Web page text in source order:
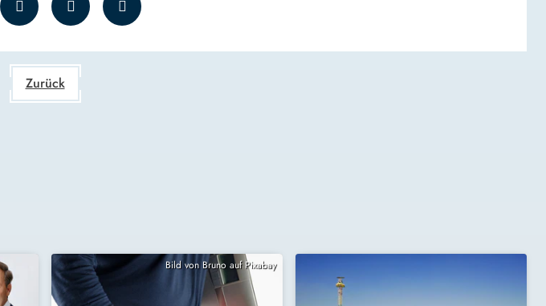
Zurück
Bild von Bruno auf Pixabay